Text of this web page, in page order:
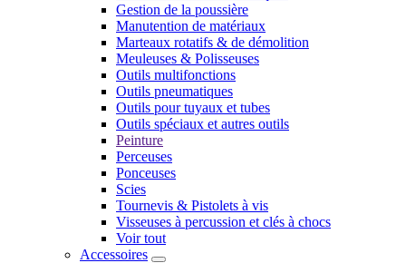
Gestion de la poussière
Manutention de matériaux
Marteaux rotatifs & de démolition
Meuleuses & Polisseuses
Outils multifonctions
Outils pneumatiques
Outils pour tuyaux et tubes
Outils spéciaux et autres outils
Peinture
Perceuses
Ponceuses
Scies
Tournevis & Pistolets à vis
Visseuses à percussion et clés à chocs
Voir tout
Accessoires